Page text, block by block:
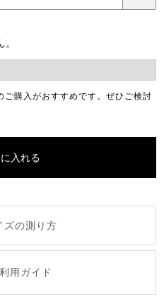
購入がおすすめです。ぜひご検討
入れる
ズの測り方
用ガイド